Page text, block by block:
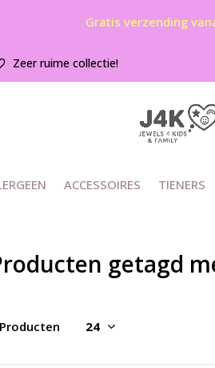
ACCESSOIRES TIENERS
Zeer ruime collectie!
Gratis verzending
getagd